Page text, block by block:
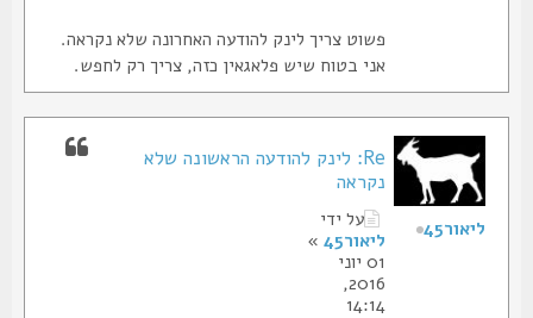
פשוט צריך לינק להודעה האחרונה שלא נקראה.
אני בטוח שיש פלאגאין כזה, צריך רק לחפש.
Re: לינק להודעה הראשונה שלא
נקראה
על ידי
ליאור45
»
01 יוני
2016,
14:14
ליאור45